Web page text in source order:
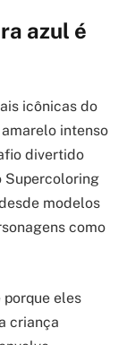
azul é
icônicas do
intenso
divertido
Supercoloring
modelos
como
porque eles
criança